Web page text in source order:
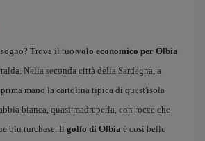
Trova il tuo volo economico per Olbia
Nella seconda città della Sardegna, a
mano la cartolina tipica di quest'isola
bianca, quasi madreperla, con rocce che
blu turchese. Il golfo di Olbia è così bello